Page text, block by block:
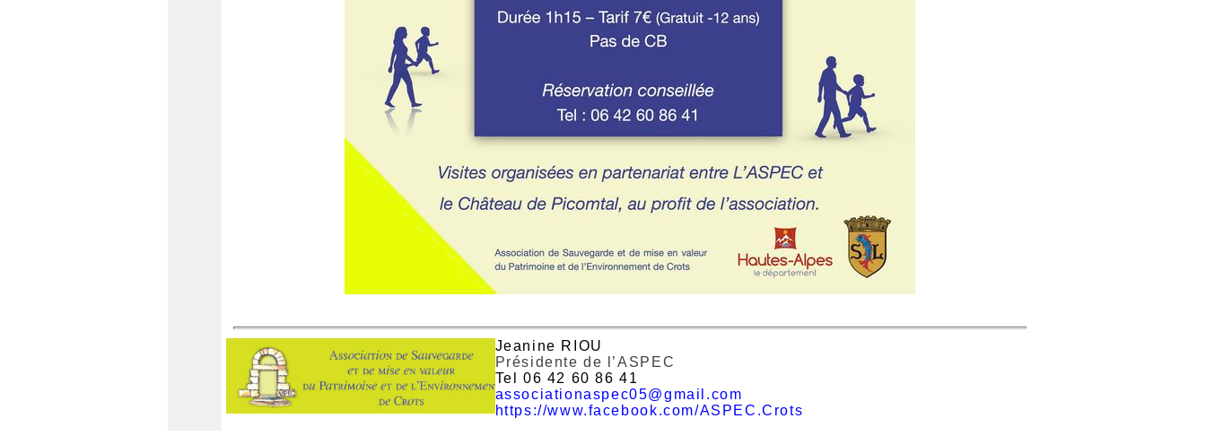
Jeanine RIOU
Présidente de l’ASPEC
Tel 06 42 60 86 41
associationaspec05@gmail.com
https://www.facebook.com/ASPEC.Crots